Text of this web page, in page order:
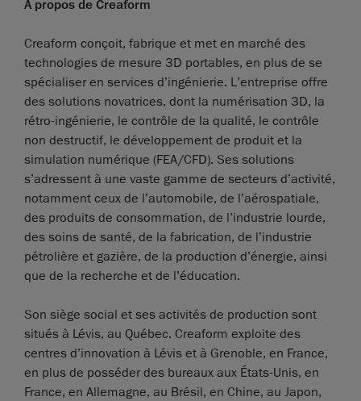
À propos de Creaform
Creaform conçoit, fabrique et met en marché des
technologies de mesure 3D portables, en plus de se
spécialiser en services d’ingénierie. L’entreprise offre
des solutions novatrices, dont la numérisation 3D, la
rétro-ingénierie, le contrôle de la qualité, le contrôle
non destructif, le développement de produit et la
simulation numérique (FEA/CFD). Ses solutions
s’adressent à une vaste gamme de secteurs d’activité,
notamment ceux de l’automobile, de l’aérospatiale,
des produits de consommation, de l’industrie lourde,
des soins de santé, de la fabrication, de l’industrie
pétrolière et gazière, de la production d’énergie, ainsi
que de la recherche et de l’éducation.
Son siège social et ses activités de production sont
situés à Lévis, au Québec. Creaform exploite des
centres d’innovation à Lévis et à Grenoble, en France,
en plus de posséder des bureaux aux États-Unis, en
France, en Allemagne, au Brésil, en Chine, au Japon,